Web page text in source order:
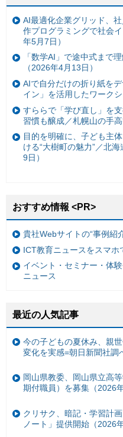
AI最適化企業グリッド、
作プログラミングで社会
年5月7日）
「数学AI」で途中式まで
（2026年4月13日）
AIで自分だけの折り紙を
イン」を活用したワーク
すららで「学び直し」を
習慣も醸成／札幌山の手
目的を明確に、子ども主
ける“大樹町の魅力”／北
9日）
おすすめ情報 <PR>
貴社Webサイトの“事例紹
ICT教育ニュースをスマ
イベント・セミナー・体
ニュース
最近の人気記事
今の子どもの夏休み、親
変化を実感=朝日新聞社調
岡山県教委、岡山県立高
期付職員）を募集（2026
クリサク、暗記・学習計
ノート」提供開始（2026